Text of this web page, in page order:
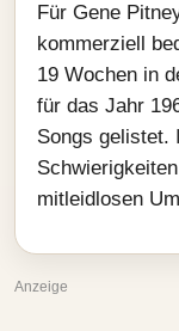
Für Gene
kommerziell
19 Wochen in
für das Jahr
Songs gelistet.
mitleidlosen
Anzeige